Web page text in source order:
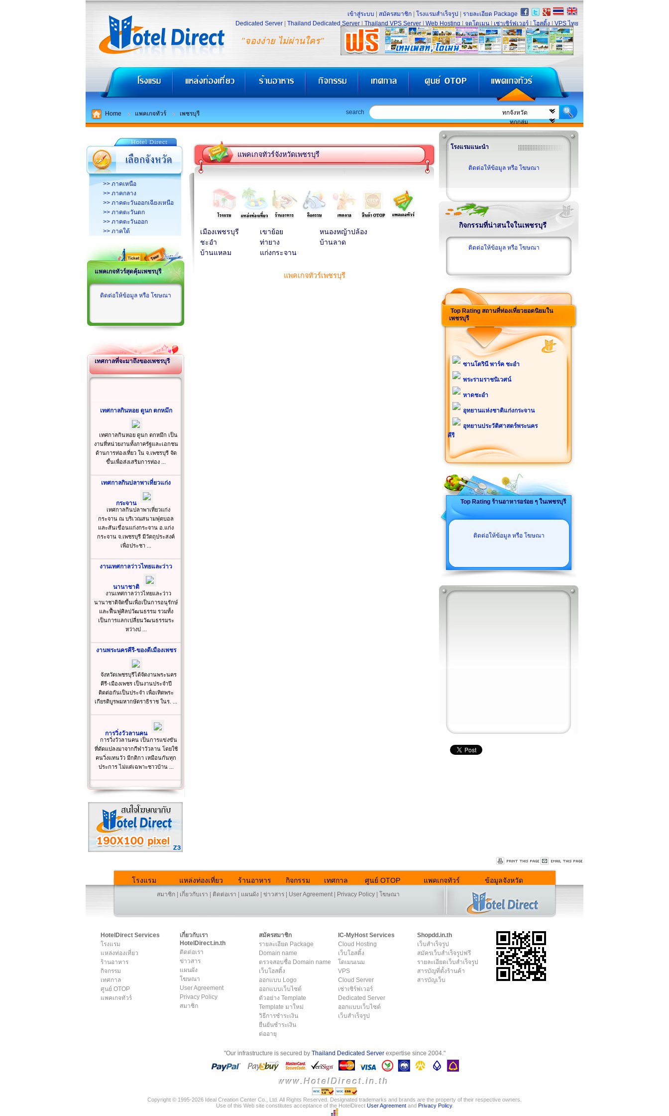
"จองง่าย ไม่ผ่านใคร"
เข้าสู่ระบบ สมัครสมาชิก โรงแรมสำเร็จรูป
รายละเอียด Package
Dedicated Server
Thailand Dedicated Server Thailand VPS Server Web Hosting จดโดเมน เช่าเซิร์ฟเวอร์ โฮสติ้ง VPS ไทย
Home แพคเกจทัวร์ เพชรบุรี search
>> ภาคเหนือ
>> ภาคกลาง
>> ภาคตะวันออกเฉียงเหนือ
>> ภาคตะวันตก
>> ภาคตะวันออก
>> ภาคใต้
แพคเกจทัวร์สุดคุ้มเพชรบุรี
ติดต่อให้ข้อมูล หรือ โฆษณา
เทศกาลที่จะมาถึงของเพชรบุรี
เทศกาลกินหอย ดูนก ตกหมึก
เทศกาลกินหอย ดูนก ตกหมึก เป็น
งานที่หน่วยงานทั้งภาครัฐและเอกชน
ด้านการท่องเที่ยว ใน จ.เพชรบุรี จัด
ขึ้นเพื่อส่งเสริมการท่อง ...
เทศกาลกินปลาพาเที่ยวแก่ง
กระจาน
เทศกาลกินปลาพาเที่ยวแก่ง
กระจาน ณ บริเวณสนามฟุตบอล
และสันเขื่อนแก่งกระจาน อ.แก่ง
กระจาน จ.เพชรบุรี มีวัตถุประสงค์
เพื่อประชา ...
งานเทศกาลว่าวไทยและว่าว
นานาชาติ
งานเทศกาลว่าวไทยและว่าว
นานาชาติจัดขึ้นเพื่อเป็นการอนุรักษ์
และฟื้นฟูศิลปวัฒนธรรม รวมทั้ง
เป็นการแลกเปลี่ยนวัฒนธรรมระ
หว่างป ...
งานพระนครคีรี-ของดีเมืองเพชร
จังหวัดเพชรบุรีได้จัดงานพระนคร
คีรี-เมืองเพชร เป็นงานประจำปี
ติดต่อกันเป็นประจำ เพื่อเทิดพระ
เกียรติบูรพมหากษัตราธิราช ในร. ...
การวิ่งวัวลานคน
การวิ่งวัวลานคน เป็นการแข่งขัน
ที่ดัดแปลงมาจากกีฬาวัวลาน โดยใช้
คนวิ่งแทนวัว มีกติกา เหมือนกันทุก
ประการ ไม่แต่เฉพาะชาวบ้าน ...
แพคเกจทัวร์จังหวัดเพชรบุรี
เมืองเพชรบุรี เขาย้อย
หนองหญ้าปล้อง
ชะอำ
ท่ายาง
บ้านลาด
บ้านแหลม
แก่งกระจาน
แพคเกจทัวร์เพชรบุรี
โรงแรมแนะนำ
ติดต่อให้ข้อมูล หรือ โฆษณา
กิจกรรมที่น่าสนใจในเพชรบุรี
ติดต่อให้ข้อมูล หรือ โฆษณา
Top Rating สถานที่ท่องเที่ยวยอดนิยมใน
เพชรบุรี
ซานโตรินี พาร์ค ชะอำ
พระรามราชนิเวศน์
หาดชะอำ
อุทยานแห่งชาติแก่งกระจาน
อุทยานประวัติศาสตร์พระนคร
คีรี
Top Rating ร้านอาหารอร่อย ๆ ในเพชรบุรี
ติดต่อให้ข้อมูล หรือ โฆษณา
โรงแรม แหล่งท่องเที่ยว ร้านอาหาร กิจกรรม เทศกาล ศูนย์ OTOP แพคเกจทัวร์ ข้อมูลจังหวัด
สมาชิก เกี่ยวกับเรา ติดต่อเรา แผนผัง ข่าวสาร User Agreement| Privacy Policy โฆษณา
HotelDirect Services
โรงแรม
แหล่งท่องเที่ยว
ร้านอาหาร
กิจกรรม
เทศกาล
ศูนย์ OTOP
แพคเกจทัวร์
เกี่ยวกับเรา
HotelDirect.in.th
ติดต่อเรา
ข่าวสาร
แผนผัง
โฆษณา
User Agreement
Privacy Policy
สมาชิก
สมัครสมาชิก
รายละเอียด Package
Domain name
ตรวจสอบชื่อ Domain name
เว็บโฮสติ้ง
ออกแบบ Logo
ออกแบบเว็บไซต์
ตัวอย่าง Template
Template มาใหม่
วิธีการชำระเงิน
ยืนยันชำระเงิน
ต่ออายุ
IC-MyHost Services
Cloud Hosting
เว็บโฮสติ้ง
โดเมนเนม
VPS
Cloud Server
เช่าเซิร์ฟเวอร์
Dedicated Server
ออกแบบเว็บไซต์
เว็บสำเร็จรูป
Shopdd.in.th
เว็บสำเร็จรูป
สมัครเว็บสำเร็จรูปฟรี
รายละเอียดเว็บสำเร็จรูป
สารบัญที่ตั้งร้านค้า
สารบัญเว็บ
"Our infrastructure is secured by Thailand Dedicated Serverexpertise since 2004."
Copyright © 1995-2026 Ideal Creation Center Co., Ltd. All Rights Reserved. Designated trademarks and brands are the property of their respective owners.
Use of this Web site constitutes acceptance of the HotelDirect User Agreementand Privacy Policy.